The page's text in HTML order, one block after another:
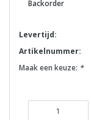
Backorder
Levertijd:
Artikelnummer:
Maak een keuze: *